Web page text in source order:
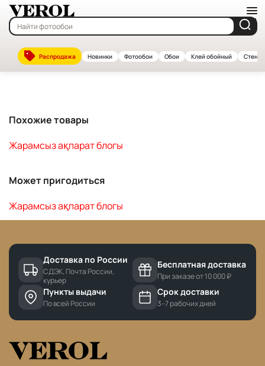
Распродажа Новинки Фотообои Обои Клей обойный
Главная—Каталог
Жарамсыз ақпарат блогы
Похожие товары
Жарамсыз ақпарат блогы
Может пригодиться
Жарамсыз ақпарат блогы
Доставка по России
СДЭК, Почта России,
курьер
Бесплатная доставка
При заказе от 10 000 ₽
Пункты выдачи
По всей России
Срок доставки
3–7 рабочих дней